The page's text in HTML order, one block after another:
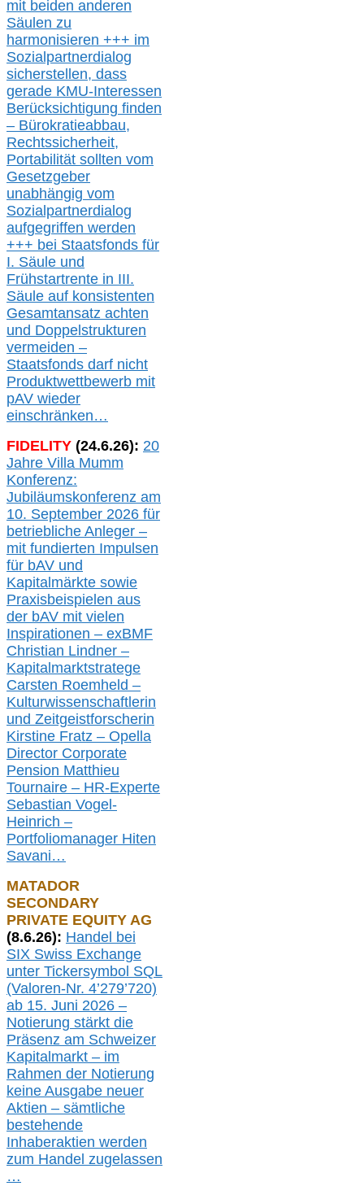
mit beiden anderen
Säulen zu
harmonisieren +++ im
Sozialpartnerdialog
sicherstellen, dass
gerade KMU-Interessen
Berücksichtigung finden
– Bürokratieabbau,
Rechtssicherheit,
Portabilität sollten vom
Gesetzgeber
unabhängig vom
Sozialpartnerdialog
aufgegriffen werden
+++ bei Staatsfonds für
I. Säule und
Frühstartrente in III.
Säule auf konsistenten
Gesamtansatz achten
und Doppelstrukturen
vermeiden –
Staatsfonds darf nicht
Produktwettbewerb mit
pAV wieder
einschränken…
FIDELITY (24.6.26): 20
Jahre Villa Mumm
Konferenz:
Jubiläumskonferenz am
10. September 2026 für
betriebliche Anleger –
mit fundierten Impulsen
für bAV und
Kapitalmärkte sowie
Praxisbeispielen aus
der bAV mit vielen
Inspirationen – exBMF
Christian Lindner –
Kapitalmarktstratege
Carsten Roemheld –
Kulturwissenschaftlerin
und Zeitgeistforscherin
Kirstine Fratz – Opella
Director Corporate
Pension Matthieu
Tournaire – HR-Experte
Sebastian Vogel-
Heinrich –
Portfoliomanager Hiten
Savani…
MATADOR
SECONDARY
PRIVATE EQUITY AG
(8.6.26): Handel bei
SIX Swiss Exchange
unter Tickersymbol SQL
(Valoren-Nr. 4’279’720)
ab 15. Juni 2026 –
Notierung stärkt die
Präsenz am Schweizer
Kapitalmarkt – im
Rahmen der Notierung
keine Ausgabe neuer
Aktien – sämtliche
bestehende
Inhaberaktien werden
zum Handel zugelassen
…